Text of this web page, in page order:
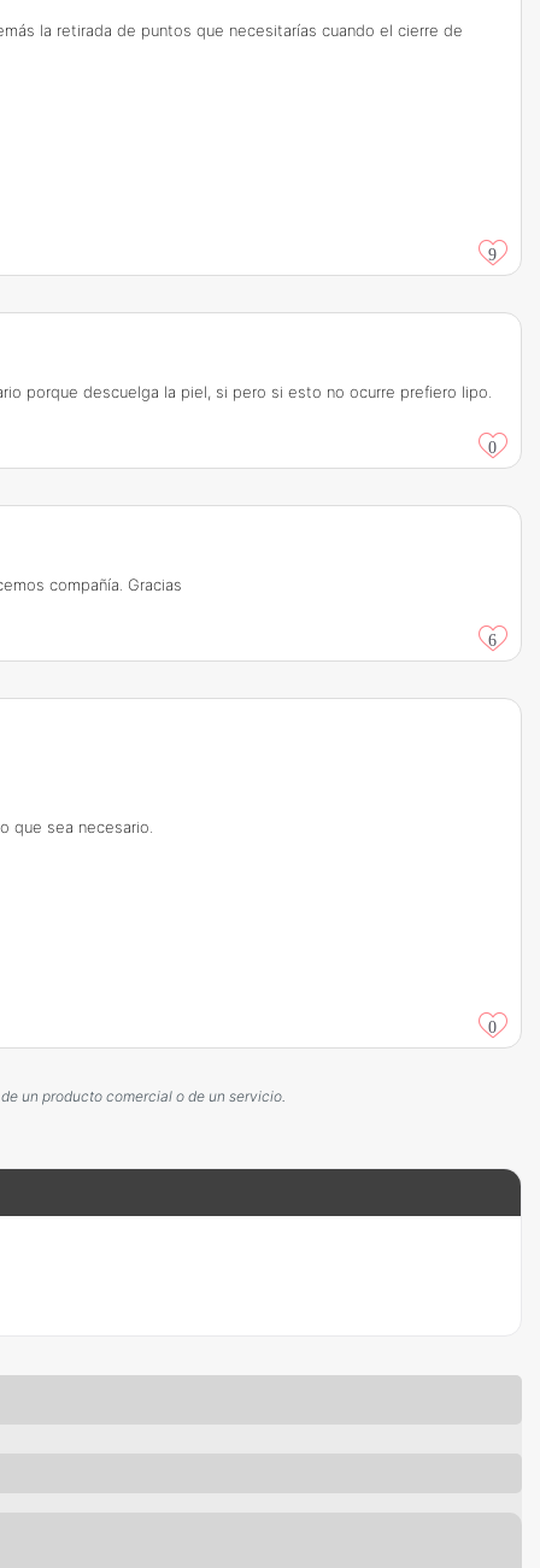
la retirada de puntos que necesitarías cuando el cierre de
9
porque descuelga la piel, si pero si esto no ocurre prefiero lipo.
0
compañía. Gracias
6
que sea necesario.
0
un producto comercial o de un servicio.